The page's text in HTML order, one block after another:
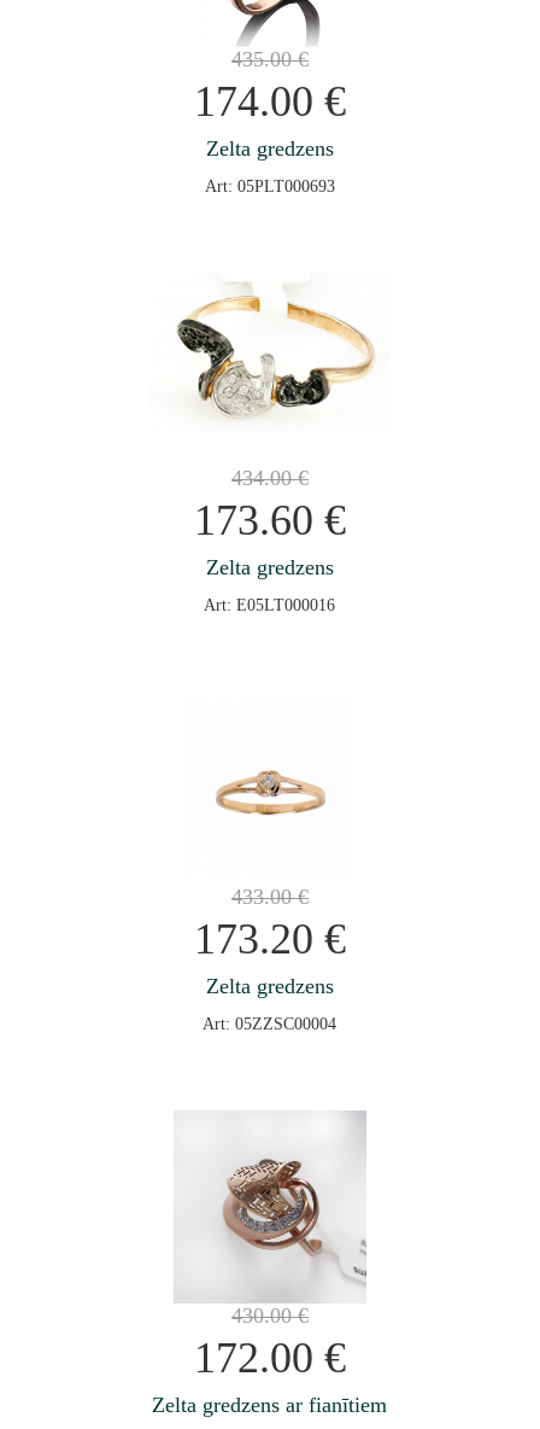
435.00€
174.00 €
Zelta gredzens
Art: 05PLT000693
434.00€
173.60 €
Zelta gredzens
Art: E05LT000016
433.00€
173.20 €
Zelta gredzens
Art: 05ZZSC00004
430.00€
172.00 €
Zelta gredzens ar fianītiem